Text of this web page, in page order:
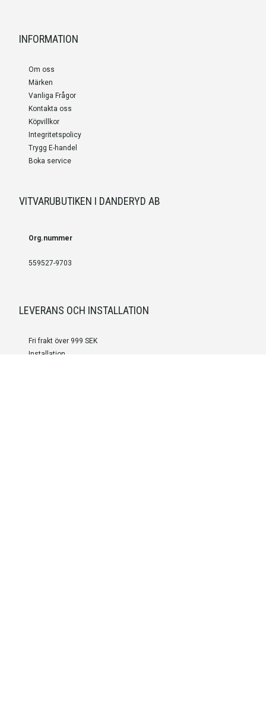
INFORMATION
Om oss
Märken
Vanliga Frågor
Kontakta oss
Köpvillkor
Integritetspolicy
Trygg E-handel
Boka service
VITVARUBUTIKEN I DANDERYD AB
Org.nummer
559527-9703
LEVERANS OCH INSTALLATION
Fri frakt över 999 SEK
Installation